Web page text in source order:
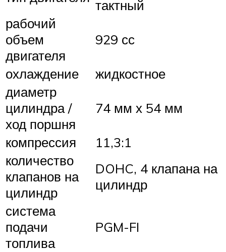
тактный
рабочий
объем
двигателя
929 сс
охлаждение
жидкостное
диаметр
цилиндра /
ход поршня
74 мм х 54 мм
компрессия
11,3:1
количество
клапанов на
цилиндр
DOHC, 4 клапана на
цилиндр
система
подачи
топлива
PGM-FI